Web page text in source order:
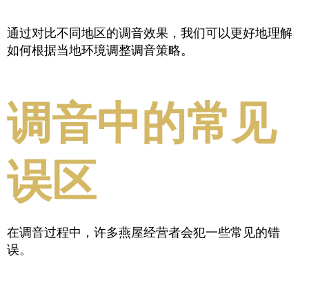
通过对比不同地区的调音效果，我们可以更好地理解
如何根据当地环境调整调音策略。
调音中的常见
误区
在调音过程中，许多燕屋经营者会犯一些常见的错
误。